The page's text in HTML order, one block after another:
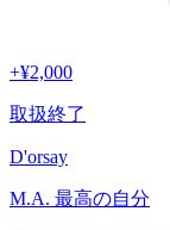
+¥2,000
取扱終了
D'orsay
M.A. 最高の自分